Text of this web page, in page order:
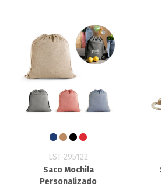
LST-295122
Saco Mochila
Personalizado